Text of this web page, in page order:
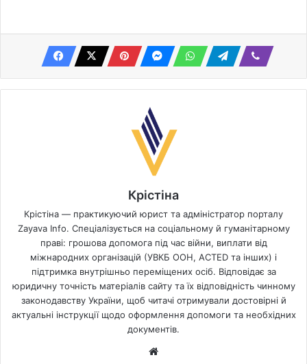
Крістіна
Крістіна — практикуючий юрист та адміністратор порталу
Zayava Info. Спеціалізується на соціальному й гуманітарному
праві: грошова допомога під час війни, виплати від
міжнародних організацій (УВКБ ООН, ACTED та інших) і
підтримка внутрішньо переміщених осіб. Відповідає за
юридичну точність матеріалів сайту та їх відповідність чинному
законодавству України, щоб читачі отримували достовірні й
актуальні інструкції щодо оформлення допомоги та необхідних
документів.